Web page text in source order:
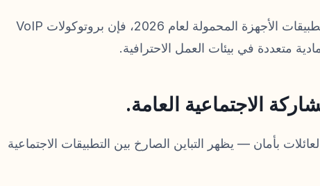
كما أشار زميلي بيرك غونيش عند تفنيد خرافات تطبيقات الأجهزة المحمولة لعام 2026، فإن بروتوكولات VoIP
الاجتماعية العامة.
بأمان — يظهر التباين الصارخ بين التطبيقات الاجتماعية